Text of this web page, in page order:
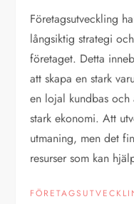
Företagsutveckling
långsiktig strategi
företaget. Detta
att skapa en stark
en lojal kundbas och
stark ekonomi. Att
utmaning, men det
resurser som kan